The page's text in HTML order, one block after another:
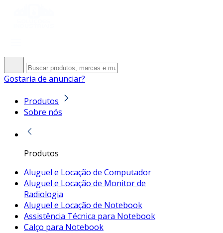
Gostaria de anunciar?
Produtos
Sobre nós
Produtos
Aluguel e Locação de Computador
Aluguel e Locação de Monitor de
Radiologia
Aluguel e Locação de Notebook
Assistência Técnica para Notebook
Calço para Notebook